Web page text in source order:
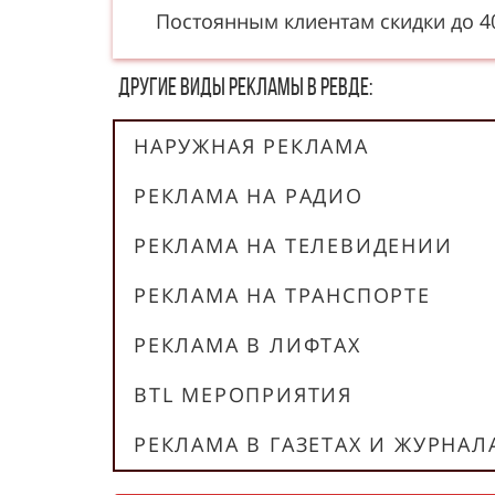
Постоянным клиентам скидки до
Другие в​​​​иды рекламы в Ревде:
НАРУЖНАЯ РЕКЛАМА
РЕКЛАМА НА РАДИО
РЕКЛАМА НА ТЕЛЕВИДЕНИИ
РЕКЛАМА НА ТРАНСПОРТЕ
РЕКЛАМА В ЛИФТАХ
BTL МЕРОПРИЯТИЯ
РЕКЛАМА В ГАЗЕТАХ И